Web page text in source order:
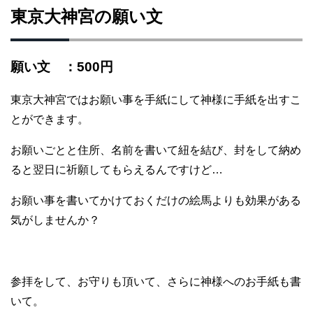
東京大神宮の願い文
願い文 ：500円
東京大神宮ではお願い事を手紙にして神様に手紙を出すこ
とができます。
お願いごとと住所、名前を書いて紐を結び、封をして納め
ると翌日に祈願してもらえるんですけど…
お願い事を書いてかけておくだけの絵馬よりも効果がある
気がしませんか？
参拝をして、お守りも頂いて、さらに神様へのお手紙も書
いて。